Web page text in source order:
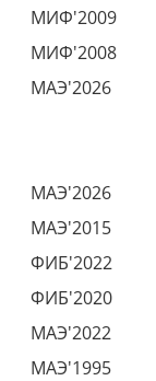
МИФ'2009
МИФ'2008
МАЭ'2026
МАЭ'2026
МАЭ'2015
ФИБ'2022
ФИБ'2020
МАЭ'2022
МАЭ'1995